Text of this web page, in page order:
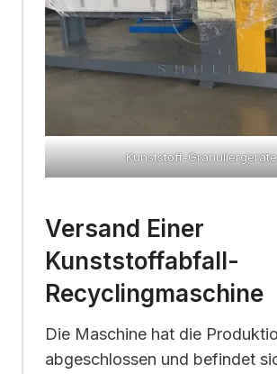
Kunststoff-Granuliergeräte
Versand Einer
Kunststoffabfall-
Recyclingmaschine
Die Maschine hat die
abgeschlossen und befindet